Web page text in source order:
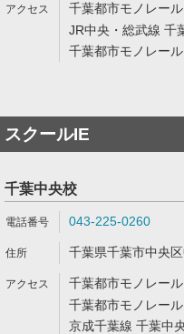
千葉都市モノレー
JR中央・総武線 千
千葉都市モノレー
スクールIE
千葉中央校
043-225-0260
千葉県千葉市中央
千葉都市モノレー
千葉都市モノレー
京成千葉線 千葉中